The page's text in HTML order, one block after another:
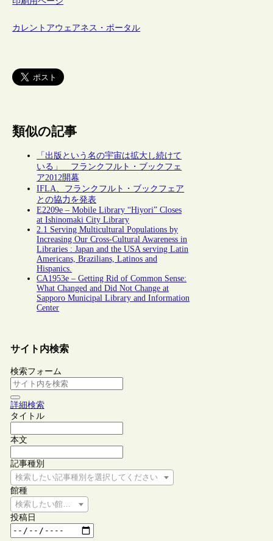
カレントアウェアネス・ポータル
類似の記事
「出版という名の宇宙は拡大し続けて
いる」 フランクフルト・ブックフェ
ア2012開幕
IFLA、フランクフルト・ブックフェア
との協力を発表
E2209e – Mobile Library “Hiyori” Closes
at Ishinomaki City Library
2.1 Serving Multicultural Populations by
Increasing Our Cross-Cultural Awareness in
Libraries : Japan and the USA serving Latin
Americans, Brazilians, Latinos and
Hispanics.
CA1953e – Getting Rid of Common Sense:
What Changed and Did Not Change at
Sapporo Municipal Library and Information
Center
サイト内検索
検索フォーム
詳細検索
タイトル
本文
記事種別
検索したい記事種別を選択してください
館種
検索したい館種を選択してください
投稿日